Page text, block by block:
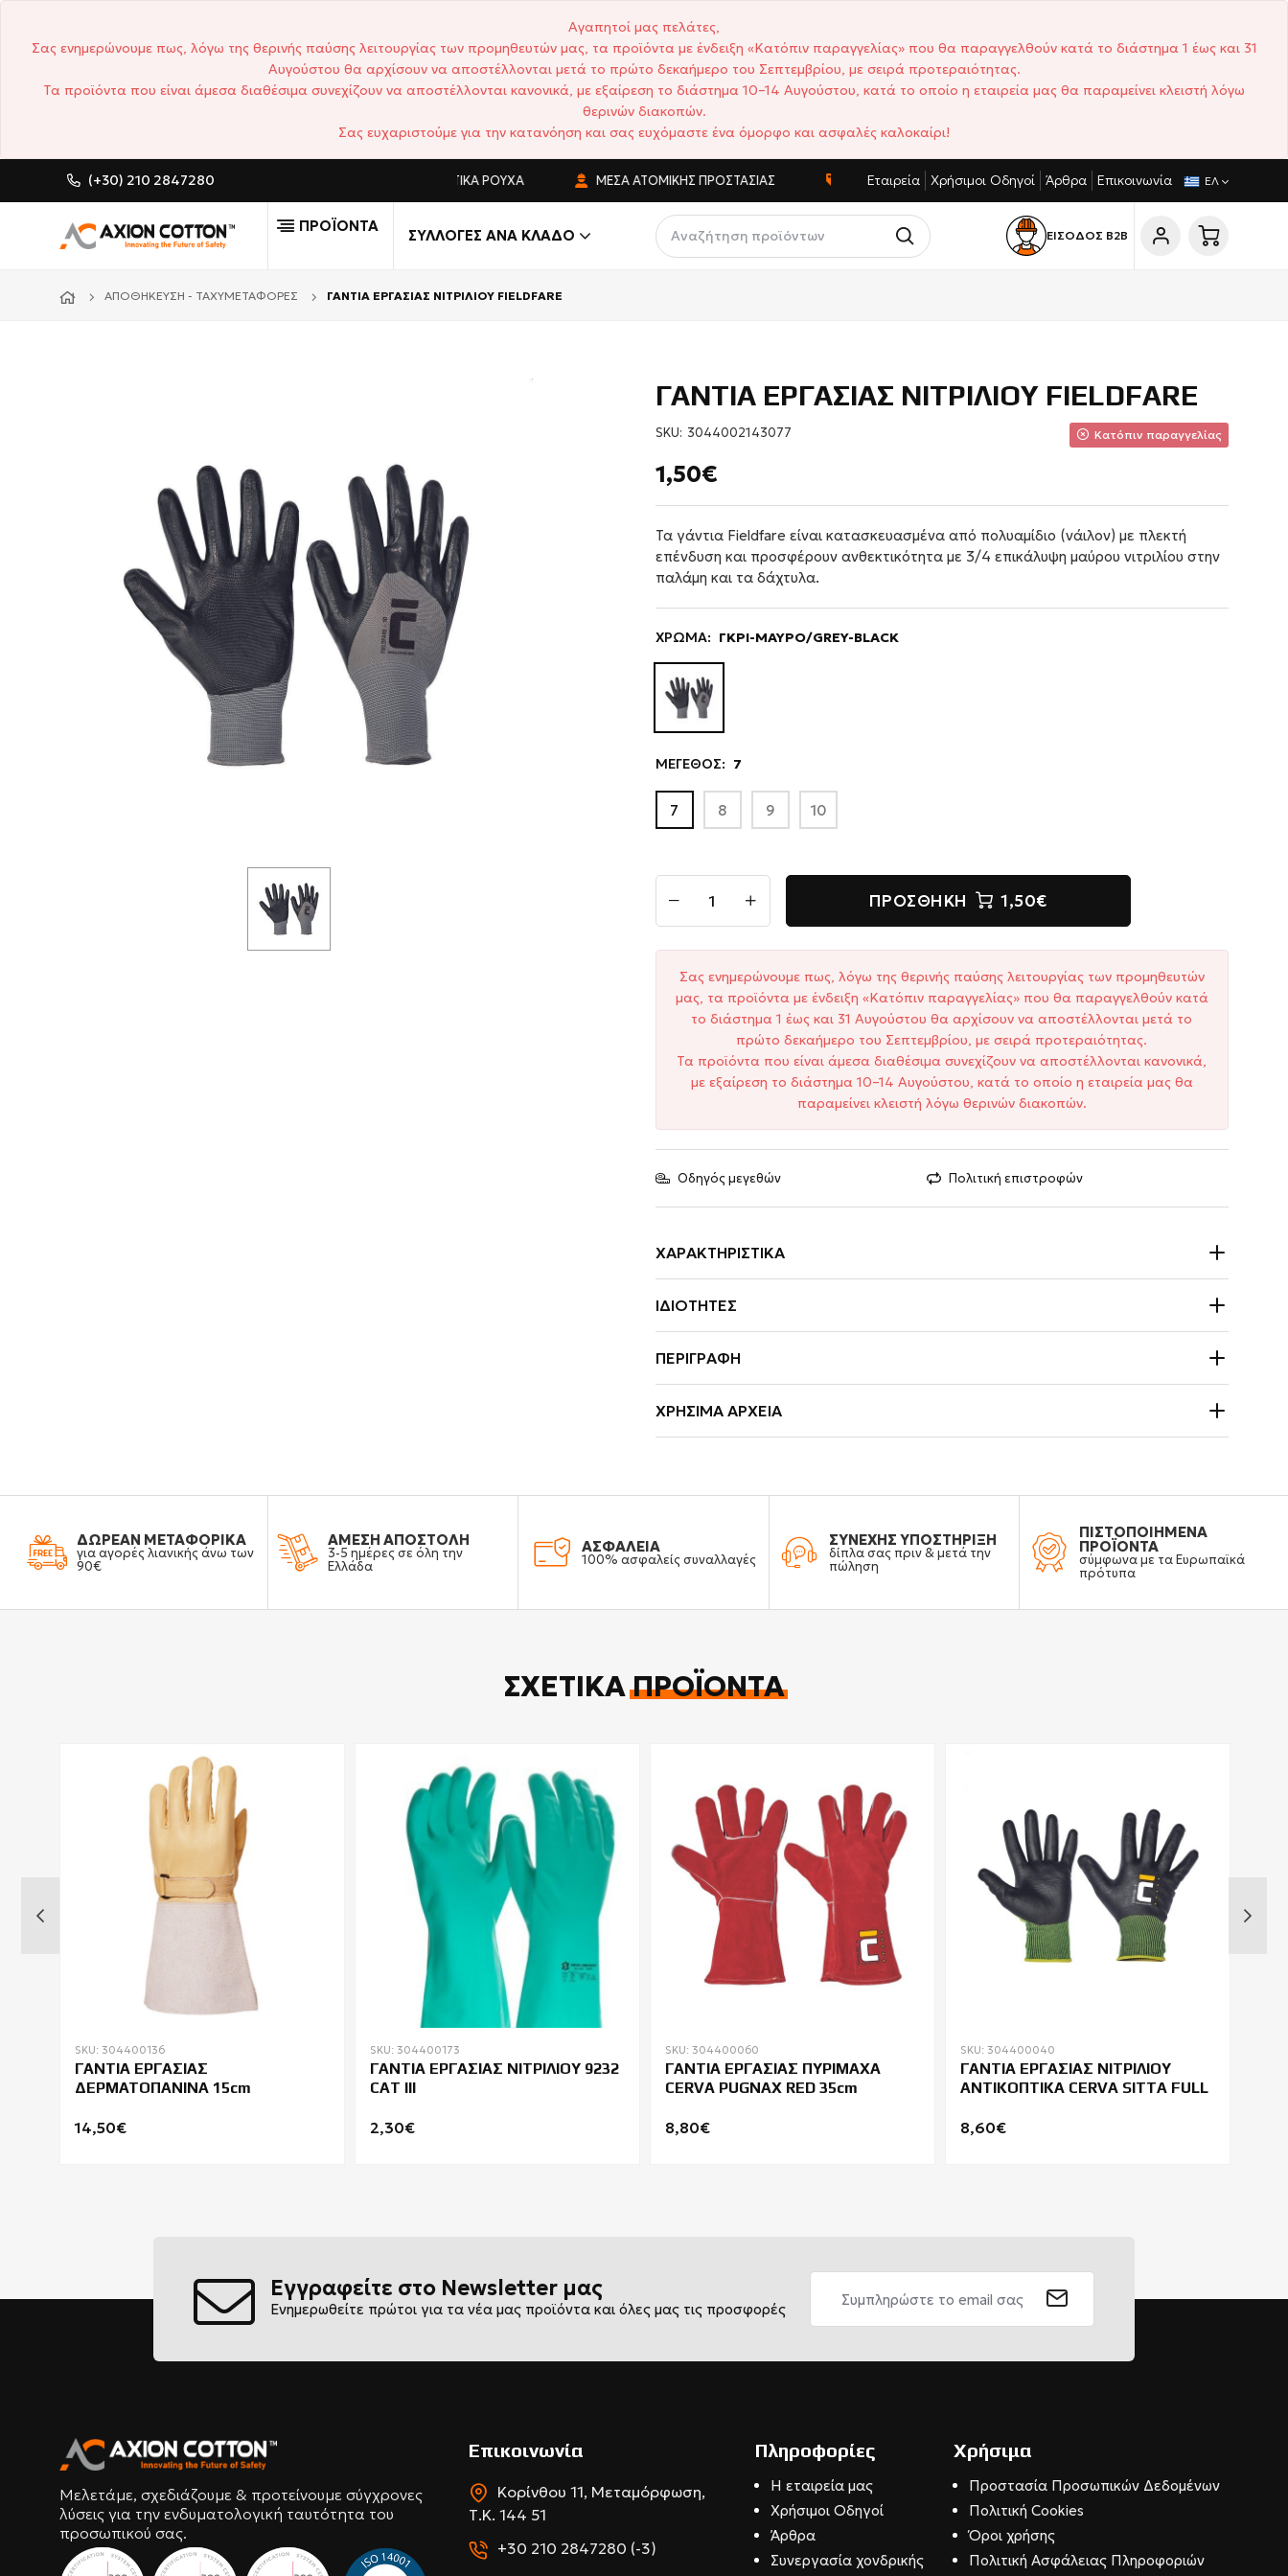
Αγαπητοί μας πελάτες,
Σας ενημερώνουμε πως, λόγω της θερινής παύσης λειτουργίας των προμηθευτών μας, τα προϊόντα με ένδειξη «Κατόπιν παραγγελίας» που θα παραγγελθούν κατά το διάστημα 1 έως και 31
Αυγούστου θα αρχίσουν να αποστέλλονται μετά το πρώτο δεκαήμερο του Σεπτεμβρίου, με σειρά προτεραιότητας.
Τα προϊόντα που είναι άμεσα διαθέσιμα συνεχίζουν να αποστέλλονται κανονικά, με εξαίρεση το διάστημα 10–14 Αυγούστου, κατά το οποίο η εταιρεία μας θα παραμείνει κλειστή λόγω
θερινών διακοπών.
Σας ευχαριστούμε για την κατανόηση και σας ευχόμαστε ένα όμορφο και ασφαλές καλοκαίρι!
(+30) 210 2847280 CUSTOM MADE ΕΠΑΓΓΕΛΜΑΤΙΚΆ ΡΟΎΧΑ ΜΈΣΑ ΑΤΟΜΙΚΉΣ ΠΡΟΣΤΑΣΊΑΣ ΑΝΤΑΓΩΝΙΣΤΙΚΈΣ ΤΙΜΈΣ ΣΎΝΤΟΜΟΙ ΧΡΌΝΟΙ ΠΑΡΆΔΟΣΗΣ
Εταιρεία Χρήσιμοι Οδηγοί Άρθρα Επικοινωνία ΕΛ
ΠΡΟΪΟΝΤΑ
ΣΥΛΛΟΓΈΣ ΑΝΆ ΚΛΆΔΟ ΕΙΣΟΔΟΣ Β2Β
ΑΠΟΘΉΚΕΥΣΗ - ΤΑΧΥΜΕΤΑΦΟΡΈΣ ΓΑΝΤΙΑ ΕΡΓΑΣΙΑΣ ΝΙΤΡΙΛΙΟΥ FIELDFARE
ΓΑΝΤΙΑ ΕΡΓΑΣΙΑΣ ΝΙΤΡΙΛΙΟΥ FIELDFARE
SKU: 3044002143077 Κατόπιν παραγγελίας
1,50€
Τα γάντια Fieldfare είναι κατασκευασμένα από πολυαμίδιο (νάιλον) με πλεκτή
επένδυση και προσφέρουν ανθεκτικότητα με 3/4 επικάλυψη μαύρου νιτριλίου στην
παλάμη και τα δάχτυλα.
ΧΡΩΜΑ: ΓΚΡΙ-ΜΑΥΡΟ/GREY-BLACK
ΜΕΓΕΘΟΣ: 7
7 8 9 10
ΠΡΟΣΘΉΚΗ 1,50€
Σας ενημερώνουμε πως, λόγω της θερινής παύσης λειτουργίας των προμηθευτών
μας, τα προϊόντα με ένδειξη «Κατόπιν παραγγελίας» που θα παραγγελθούν κατά
το διάστημα 1 έως και 31 Αυγούστου θα αρχίσουν να αποστέλλονται μετά το
πρώτο δεκαήμερο του Σεπτεμβρίου, με σειρά προτεραιότητας.
Τα προϊόντα που είναι άμεσα διαθέσιμα συνεχίζουν να αποστέλλονται κανονικά,
με εξαίρεση το διάστημα 10–14 Αυγούστου, κατά το οποίο η εταιρεία μας θα
παραμείνει κλειστή λόγω θερινών διακοπών.
Οδηγός μεγεθών Πολιτική επιστροφών
ΧΑΡΑΚΤΗΡΙΣΤΙΚΆ
ΙΔΙΌΤΗΤΕΣ
ΠΕΡΙΓΡΑΦΉ
ΧΡΉΣΙΜΑ ΑΡΧΕΊΑ
ΔΩΡΕΑΝ ΜΕΤΑΦΟΡΙΚΑ
για αγορές λιανικής άνω των
90€
ΑΜΕΣΗ ΑΠΟΣΤΟΛΗ
3-5 ημέρες σε όλη την
Ελλάδα
ΑΣΦΑΛΕΙΑ
100% ασφαλείς συναλλαγές
ΣΥΝΕΧΗΣ ΥΠΟΣΤΗΡΙΞΗ
δίπλα σας πριν & μετά την
πώληση
ΠΙΣΤΟΠΟΙΗΜΕΝΑ
ΠΡΟΪΟΝΤΑ
σύμφωνα με τα Ευρωπαϊκά
πρότυπα
ΣΧΕΤΙΚΆΠΡΟΪΌΝΤΑ
SKU: 304400136
ΓΑΝΤΙΑ ΕΡΓΑΣΙΑΣ
ΔΕΡΜΑΤΟΠΑΝΙΝΑ 15cm
14,50€
SKU: 304400173
ΓΑΝΤΙΑ ΕΡΓΑΣΙΑΣ ΝΙΤΡΙΛΙΟΥ 9232
CAT III
2,30€
SKU: 304400060
ΓΑΝΤΙΑ ΕΡΓΑΣΙΑΣ ΠΥΡΙΜΑΧΑ
CERVA PUGNAX RED 35cm
8,80€
SKU: 304400040
ΓΑΝΤΙΑ ΕΡΓΑΣΙΑΣ ΝΙΤΡΙΛΙΟΥ
ΑΝΤΙΚΟΠΤΙΚΑ CERVA SITTA FULL
8,60€
Εγγραφείτε στο Newsletter μας
Ενημερωθείτε πρώτοι για τα νέα μας προϊόντα και όλες μας τις προσφορές
Μελετάμε, σχεδιάζουμε & προτείνουμε σύγχρονες
λύσεις για την ενδυματολογική ταυτότητα του
προσωπικού σας.
Επικοινωνία
Κορίνθου 11, Μεταμόρφωση,
Τ.Κ. 144 51
+30 210 2847280 (-3)
Πληροφορίες
Η εταιρεία μας
Χρήσιμοι Οδηγοί
Άρθρα
Συνεργασία χονδρικής
Χρήσιμα
Προστασία Προσωπικών Δεδομένων
Πολιτική Cookies
Όροι χρήσης
Πολιτική Ασφάλειας Πληροφοριών